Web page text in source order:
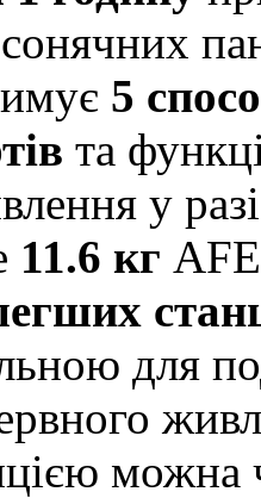
5
та
у
11.6 кг
для
можна